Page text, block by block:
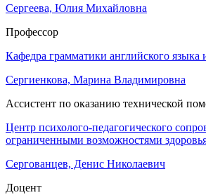
Сергеева, Юлия Михайловна
Профессор
Кафедра грамматики английского
Сергиенкова, Марина Владимировна
Ассистент по оказанию технической
Центр психолого-педагогического
ограниченными возможностями
Сергованцев, Денис Николаевич
Доцент